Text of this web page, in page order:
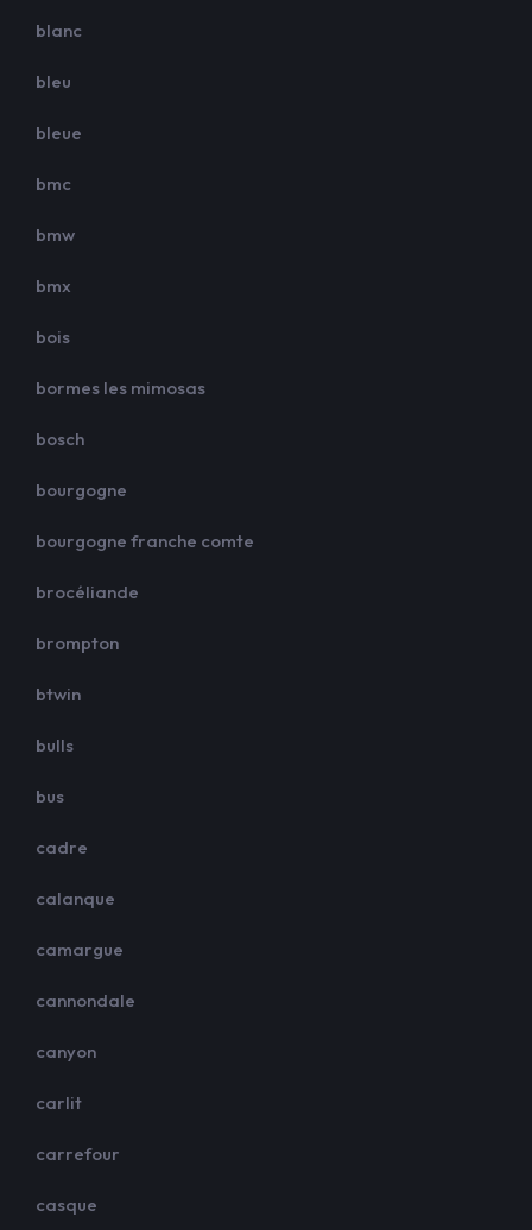
blanc
bleu
bleue
bmc
bmw
bmx
bois
bormes les mimosas
bosch
bourgogne
bourgogne franche comte
brocéliande
brompton
btwin
bulls
bus
cadre
calanque
camargue
cannondale
canyon
carlit
carrefour
casque